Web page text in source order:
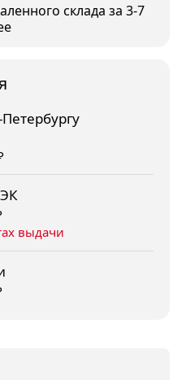
склада за 3-7
выдачи